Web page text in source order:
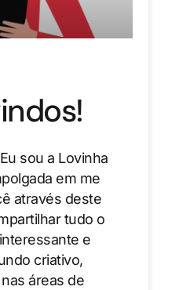
Eu sou a Lovinha
em me
através deste
tudo o
e
criativo,
áreas de